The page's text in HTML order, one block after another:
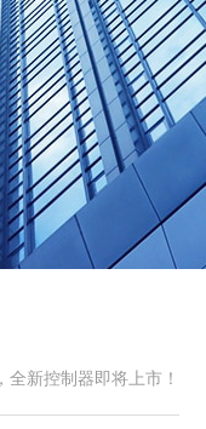
新控制器即将上市！